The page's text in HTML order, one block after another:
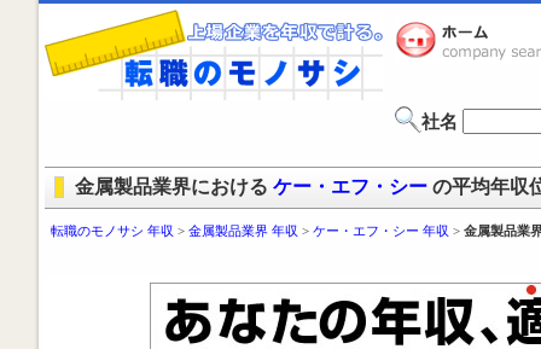
社名
金属製品業界における ケー・エフ・シー の平均年収
転職のモノサシ 年収 > 金属製品業界 年収 > ケー・エフ・シー 年収 > 金属製品業